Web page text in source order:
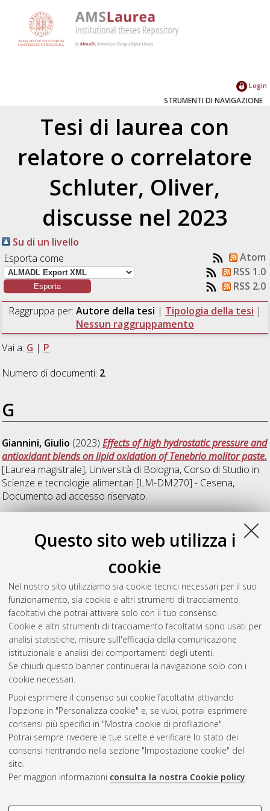
Questo sito web utilizza i
cookie
Nel nostro sito utilizziamo sia cookie tecnici necessari per il suo
funzionamento, sia cookie e altri strumenti di tracciamento
facoltativi che potrai attivare solo con il tuo consenso.
Cookie e altri strumenti di tracciamento facoltativi sono usati per
analisi statistiche, misure sull'efficacia della comunicazione
istituzionale e analisi dei comportamenti degli utenti.
Se chiudi questo banner continuerai la navigazione solo con i
cookie necessari.
Puoi esprimere il consenso sui cookie facoltativi attivando
l'opzione in "Personalizza cookie" e, se vuoi, potrai esprimere
consensi più specifici in "Mostra cookie di profilazione".
Potrai sempre rivedere le tue scelte e verificare lo stato dei
consensi rientrando nella sezione "Impostazione cookie" del
sito.
Per maggiori informazioni consulta la nostra Cookie policy.
Login
STRUMENTI DI NAVIGAZIONE
Tesi di laurea con
relatore o correlatore
Schluter, Oliver,
discusse nel 2023
Su di un livello
Esporta come
Atom
RSS 1.0
RSS 2.0
Raggruppa per: Autore della tesi | Tipologia della tesi |
Nessun raggruppamento
Vai a: G | P
Numero di documenti: 2.
G
Giannini, Giulio (2023)Effects of high hydrostatic pressure and
antioxidant blends on lipid oxidation of Tenebrio molitor paste.
[Laurea magistrale], Università di Bologna, Corso di Studio in
Scienze e tecnologie alimentari [LM-DM270] - Cesena,
Documento ad accesso riservato.
High Hydrostatic Pressure treatment of
oxidation, antioxidant activity, and enzyme functionality.
[Laurea magistrale], Università di Bologna, Corso di Studio in
Scienze e tecnologie alimentari [LM-DM270] - Cesena
Documento full-text non disponibile
Questa lista e' stata generata ilFri Aug 7 18:20:11 2026 CEST
Atom
Rss 1.0
Rss 2.0
AMS Laurea
Impostazioni Cookie